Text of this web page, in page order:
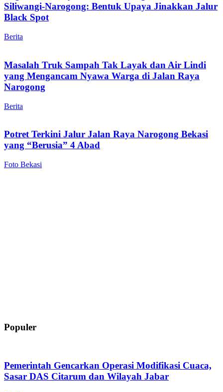
Siliwangi-Narogong: Bentuk Upaya Jinakkan Jalur
Black Spot
Berita
Masalah Truk Sampah Tak Layak dan Air Lindi
yang Mengancam Nyawa Warga di Jalan Raya
Narogong
Berita
Potret Terkini Jalur Jalan Raya Narogong Bekasi
yang “Berusia” 4 Abad
Foto Bekasi
Populer
Pemerintah Gencarkan Operasi Modifikasi Cuaca,
Sasar DAS Citarum dan Wilayah Jabar